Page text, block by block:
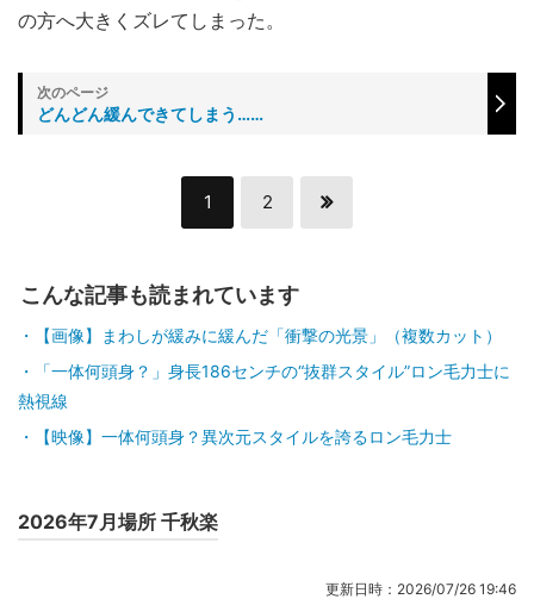
の方へ大きくズレてしまった。
どんどん緩んできてしまう……
1 2
こんな記事も読まれています
【画像】まわしが緩みに緩んだ「衝撃の光景」（複数カット）
「一体何頭身？」身長186センチの“抜群スタイル”ロン毛力士に
熱視線
【映像】一体何頭身？異次元スタイルを誇るロン毛力士
2026年7月場所 千秋楽
更新日時：2026/07/26 19:46